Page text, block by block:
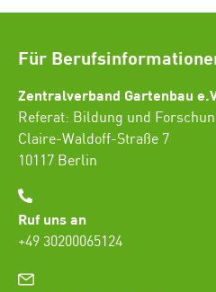
Für
Zentralverband Gartenbau
Referat: Bildung und
Claire-Waldoff-Straße 7
10117 Berlin
Ruf uns an
+49 30200065124